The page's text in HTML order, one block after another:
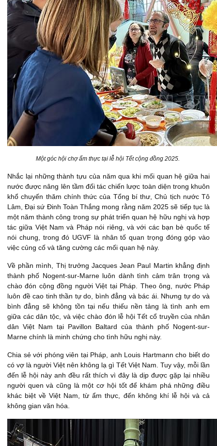
Một góc hội chợ ẩm thực tại lễ hội Tết cộng đồng 2025.
Nhắc lại những thành tựu của năm qua khi mối quan hệ giữa hai
nước được nâng lên tầm đối tác chiến lược toàn diện trong khuôn
khổ chuyến thăm chính thức của Tổng bí thư, Chủ tịch nước Tô
Lâm, Đại sứ Đinh Toàn Thắng mong rằng năm 2025 sẽ tiếp tục là
một năm thành công trong sự phát triển quan hệ hữu nghị và hợp
tác giữa Việt Nam và Pháp nói riêng, và với các bạn bè quốc tế
nói chung, trong đó UGVF là nhân tố quan trọng đóng góp vào
việc củng cố và tăng cường các mối quan hệ này.
Về phần mình, Thị trưởng Jacques Jean Paul Martin khẳng định
thành phố Nogent-sur-Marne luôn dành tình cảm trân trọng và
chào đón cộng đồng người Việt tại Pháp. Theo ông, nước Pháp
luôn đề cao tinh thần tự do, bình đẳng và bác ái. Nhưng tự do và
bình đẳng sẽ không tồn tại nếu thiếu nền tảng là tình anh em
giữa các dân tộc, và việc chào đón lễ hội Tết cổ truyền của nhân
dân Việt Nam tại Pavillon Baltard của thành phố Nogent-sur-
Marne chính là minh chứng cho tình hữu nghị này.
Chia sẻ với phóng viên tại Pháp, anh Louis Hartmann cho biết do
có vợ là người Việt nên không lạ gì Tết Việt Nam. Tuy vậy, mỗi lần
đến lễ hội này anh đều rất thích vì đây là dịp được gặp lại nhiều
người quen và cũng là một cơ hội tốt để khám phá những điều
khác biệt về Việt Nam, từ ẩm thực, đến không khí lễ hội và cả
không gian văn hóa.